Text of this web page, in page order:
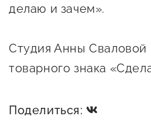
Документы
Контакты
делаю и зачем».
Студия Анны Сваловой
товарного знака
Поделиться: